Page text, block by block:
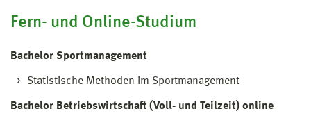
Fern- und Online-Studium
Bachelor Sportmanagement
Statistische Methoden im Sportmanagement
Bachelor Betriebswirtschaft (Voll- und Teilzeit) online